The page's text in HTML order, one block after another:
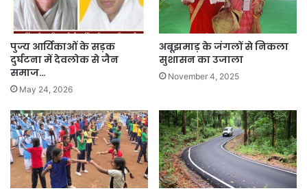
पुज्य आर्यिकाओं के सड़क
दुर्घटना में देवलोक से जैन
समाज…
May 24, 2026
अबूझमाड़ के जंगलों से निकला
सुशासन का उजाला
November 4, 2025